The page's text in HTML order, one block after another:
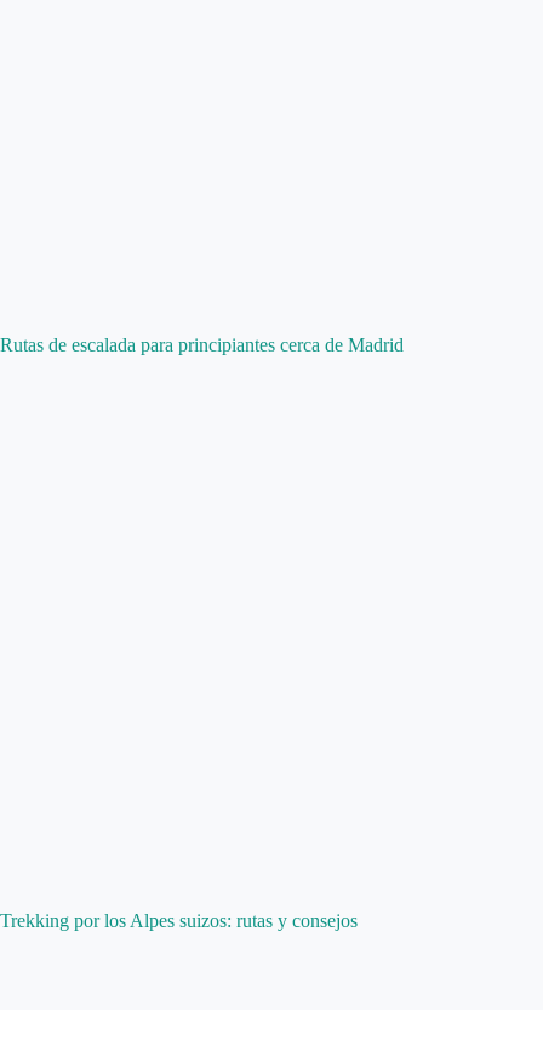
Rutas de escalada para principiantes cerca de Madrid
Trekking por los Alpes suizos: rutas y consejos